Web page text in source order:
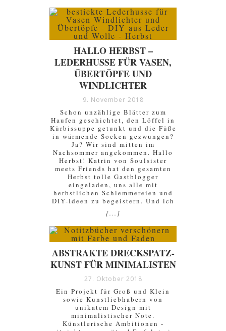
HALLO HERBST –
LEDERHUSSE FÜR VASEN,
ÜBERTÖPFE UND
WINDLICHTER
9. November 2018
Schon unzählige Blätter zum
Haufen geschichtet, den Löffel in
Kürbissuppe getunkt und die Füße
in wärmende Socken gezwungen?
Ja? Wir sind mitten im
Nachsommer angekommen. Hallo
Herbst! Katrin von Soulsister
meets Friends hat den gesamten
Herbst tolle Gastblogger
eingeladen, uns alle mit
herbstlichen Schlemmereien und
DIY-Ideen zu begeistern. Und ich
[...]
ABSTRAKTE DRECKSPATZ-
KUNST FÜR MINIMALISTEN
27. Oktober 2018
Ein Projekt für Groß und Klein
sowie Kunstliebhabern von
unikatem Design mit
minimalistischer Note.
Künstlerische Ambitionen -